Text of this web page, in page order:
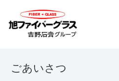
ごあいさつ